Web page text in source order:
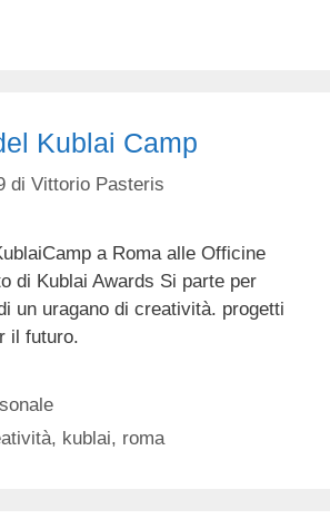
Kublai Camp
di Vittorio Pasteris
a Roma alle Officine
di Kublai Awards Si parte per
un uragano di creatività. progetti
il futuro.
, kublai, roma